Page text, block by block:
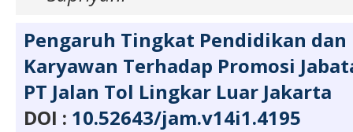
Pengaruh Tingkat Pendidikan
Karyawan Terhadap Promosi
PT Jalan Tol Lingkar Luar Jakarta
DOI : 10.52643/jam.v14i1.4195